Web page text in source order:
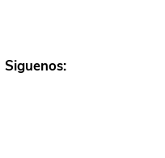
Siguenos: